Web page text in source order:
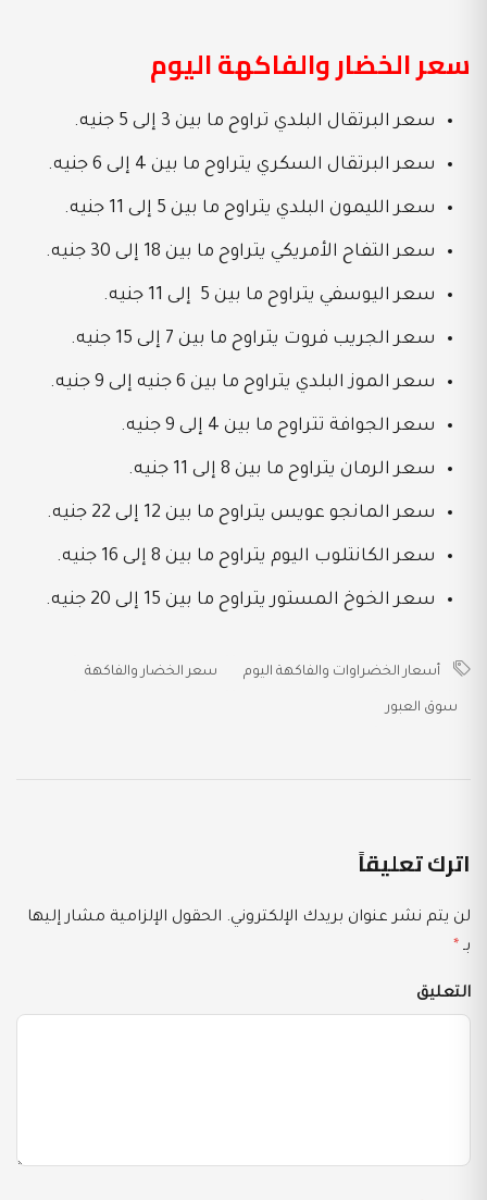
سعر الخضار والفاكهة اليوم
سعر البرتقال البلدي تراوح ما بين 3 إلى 5 جنيه.
سعر البرتقال السكري يتراوح ما بين 4 إلى 6 جنيه.
سعر الليمون البلدي يتراوح ما بين 5 إلى 11 جنيه.
سعر التفاح الأمريكي يتراوح ما بين 18 إلى 30 جنيه.
سعر اليوسفي يتراوح ما بين 5 إلى 11 جنيه.
سعر الجريب فروت يتراوح ما بين 7 إلى 15 جنيه.
سعر الموز البلدي يتراوح ما بين 6 جنيه إلى 9 جنيه.
سعر الجوافة تتراوح ما بين 4 إلى 9 جنيه.
سعر الرمان يتراوح ما بين 8 إلى 11 جنيه.
سعر المانجو عويس يتراوح ما بين 12 إلى 22 جنيه.
سعر الكانتلوب اليوم يتراوح ما بين 8 إلى 16 جنيه.
سعر الخوخ المستور يتراوح ما بين 15 إلى 20 جنيه.
أسعار الخضراوات والفاكهة اليوم سعر الخضار والفاكهة
سوق العبور
اترك تعليقاً
لن يتم نشر عنوان بريدك الإلكتروني. الحقول الإلزامية مشار إليها
بـ *
التعليق